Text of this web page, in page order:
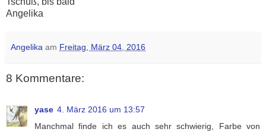
Angelika
Angelika am Freitag, März 04, 2016
8 Kommentare:
yase 4. März 2016 um 13:57
Manchmal finde ich es auch sehr schwierig, Farbe von